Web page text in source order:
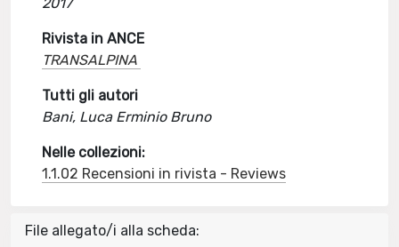
Rivista in ANCE
TRANSALPINA
Tutti gli autori
Bani, Luca Erminio Bruno
Nelle collezioni:
1.1.02 Recensioni in rivista - Reviews
File allegato/i alla scheda: